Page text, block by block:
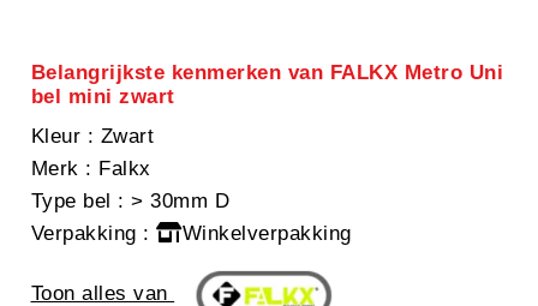
Belangrijkste kenmerken van FALKX Metro Uni
bel mini zwart
Kleur : Zwart
Merk : Falkx
Type bel : > 30mm D
Verpakking : Winkelverpakking
Toon alles van